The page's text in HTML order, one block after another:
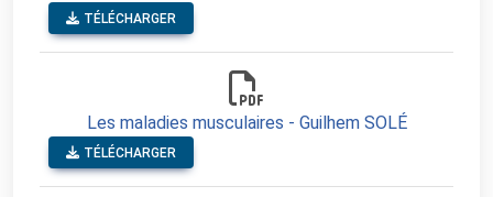
TÉLÉCHARGER
Les maladies musculaires - Guilhem SOLÉ
TÉLÉCHARGER